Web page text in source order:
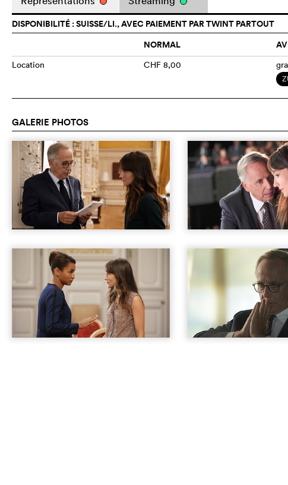
DISPONIBILITÉ : SUISSE/LI., AVEC PAIEMENT PAR TWINT PARTOUT
NORMAL
Location CHF 8,00
GALERIE PHOTOS